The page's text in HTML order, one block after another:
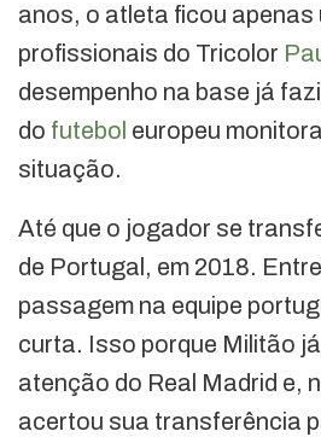
anos, o atleta ficou apenas
profissionais do Tricolor
desempenho na base já
do futebol europeu
situação.
Até que o jogador se
de Portugal, em 2018.
passagem na equipe
curta. Isso porque Militão
atenção do Real Madrid e,
acertou sua transferência